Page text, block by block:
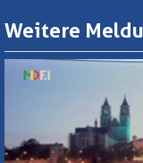
Weitere